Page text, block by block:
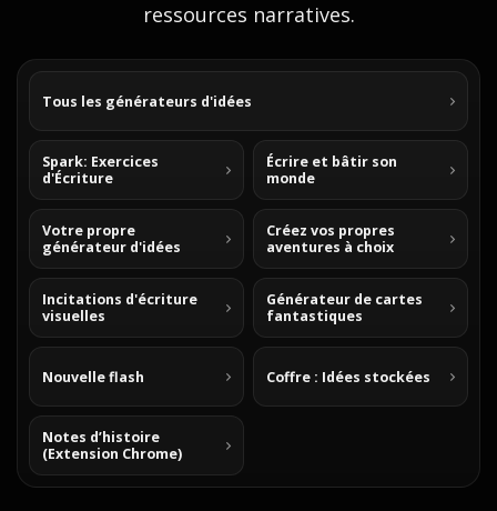
ressources narratives.
Tous les générateurs d'idées
Spark: Exercices
d'Écriture
Écrire et bâtir son
monde
Votre propre
générateur d'idées
Créez vos propres
aventures à choix
Incitations d'écriture
visuelles
Générateur de cartes
fantastiques
Nouvelle flash Coffre : Idées stockées
Notes d’histoire
(Extension Chrome)